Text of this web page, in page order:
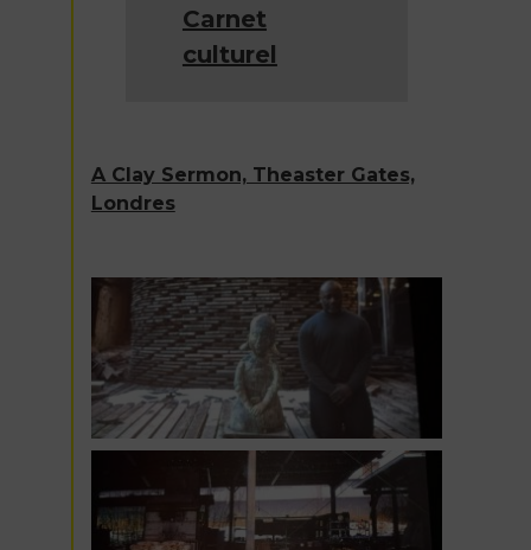
Carnet
culturel
A Clay Sermon, Theaster Gates,
Londres